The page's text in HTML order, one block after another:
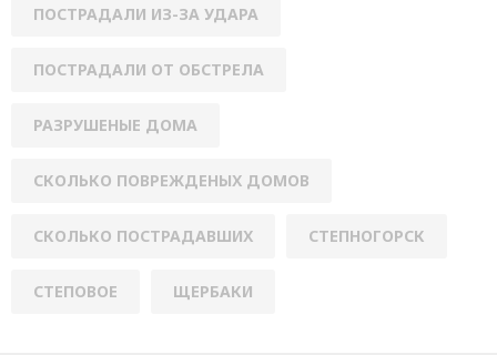
ПОСТРАДАЛИ ИЗ-ЗА УДАРА
ПОСТРАДАЛИ ОТ ОБСТРЕЛА
РАЗРУШЕНЫЕ ДОМА
СКОЛЬКО ПОВРЕЖДЕНЫХ ДОМОВ
СКОЛЬКО ПОСТРАДАВШИХ СТЕПНОГОРСК
СТЕПОВОЕ ЩЕРБАКИ